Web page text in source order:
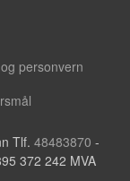
personvern
Tlf. 48483870 -
372 242 MVA